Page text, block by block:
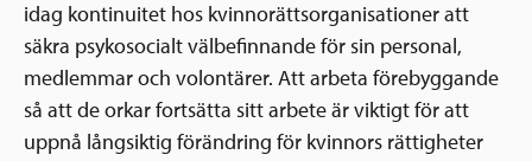
idag kontinuitet hos kvinnorättsorganisationer att
säkra psykosocialt välbefinnande för sin personal,
medlemmar och volontärer. Att arbeta förebyggande
så att de orkar fortsätta sitt arbete är viktigt för att
uppnå långsiktig förändring för kvinnors rättigheter